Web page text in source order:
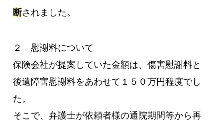
断されました。
２ 慰謝料について
保険会社が提案していた金額は、傷害慰謝料と
後遺障害慰謝料をあわせて１５０万円程度でし
た。
そこで、弁護士が依頼者様の通院期間等から再